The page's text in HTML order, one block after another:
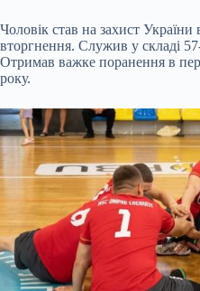
Чоловік став на захист
вторгнення. Служив у складі
Отримав важке поранення в
року.